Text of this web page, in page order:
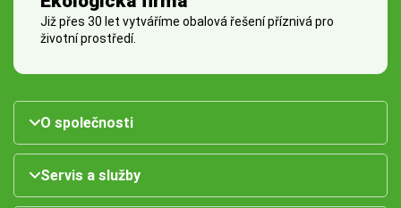
Již přes 30 let vytváříme obalová řešení příznivá pro
životní prostředí.
O společnosti
Servis a služby